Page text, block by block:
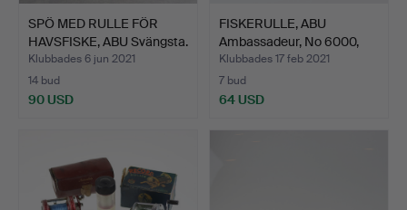
SPÖ MED RULLE FÖR
HAVSFISKE, ABU Svängsta.
Klubbades 6 jun 2021
14 bud
90 USD
FISKERULLE, ABU
Ambassadeur, No 6000,
Svän…
Klubbades 17 feb 2021
7 bud
64 USD